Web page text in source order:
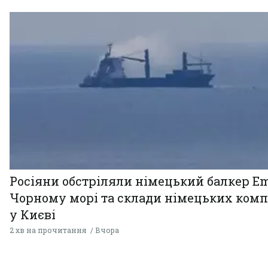
Росіяни обстріляли німецький балкер
Чорному морі та склади німецьких
у Києві
2 хв на прочитання Вчора